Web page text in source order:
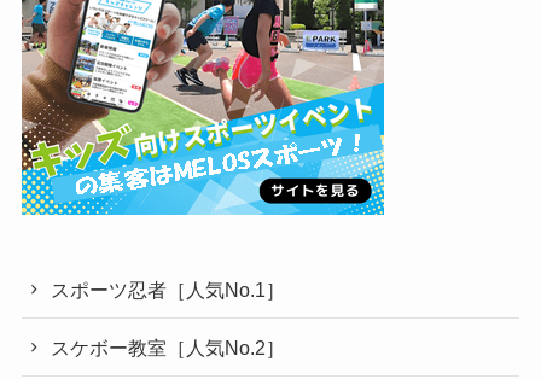
スポーツ忍者［人気No.1］
スケボー教室［人気No.2］